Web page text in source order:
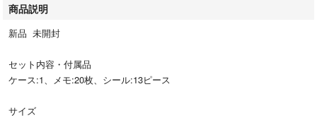
商品説明
新品 未開封
セット内容・付属品
ケース:1、メモ:20枚、シール:13ピース
サイズ